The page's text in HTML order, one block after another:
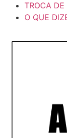
TROCA DE
O QUE